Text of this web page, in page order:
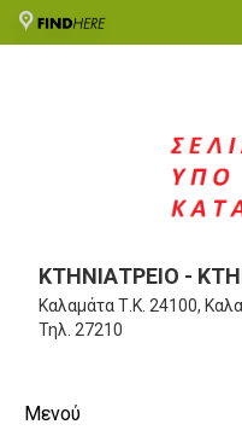
ΚΤΗΝΙΑΤΡΕΙΟ -
ΚαλαμάταΤ.Κ. 24100,
Τηλ. 27210
Μενού